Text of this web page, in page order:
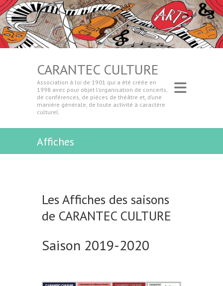
CARANTEC CULTURE
Association à loi de 1901 qui a été créée en
1998 avec pour objet l’organisation de concerts,
de conférences, de pièces de théâtre et, d’une
manière générale, de toute activité à caractère
culturel.
Affiches
Les Affiches des saisons
de CARANTEC CULTURE
Saison 2019-2020